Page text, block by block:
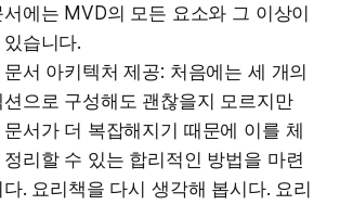
서에는 MVD의 모든 요소와 그 이상이
습니다.
서 아키텍처 제공: 처음에는 세 개의
션으로 구성해도 괜찮을지 모르지만
서가 더 복잡해지기 때문에 이를 체
리할 수 있는 합리적인 방법을 마련
. 요리책을 다시 생각해 봅시다. 요리